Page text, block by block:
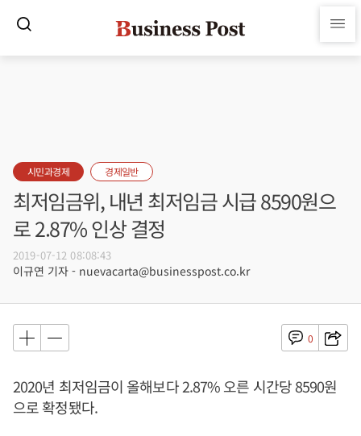
시민과경제 경제일반
최저임금위, 내년 최저임금 시급 8590원으
로 2.87% 인상 결정
2019-07-12 08:08:43
이규연 기자 - nuevacarta@businesspost.co.kr
0
2020년 최저임금이 올해보다 2.87% 오른 시간당 8590원
으로 확정됐다.